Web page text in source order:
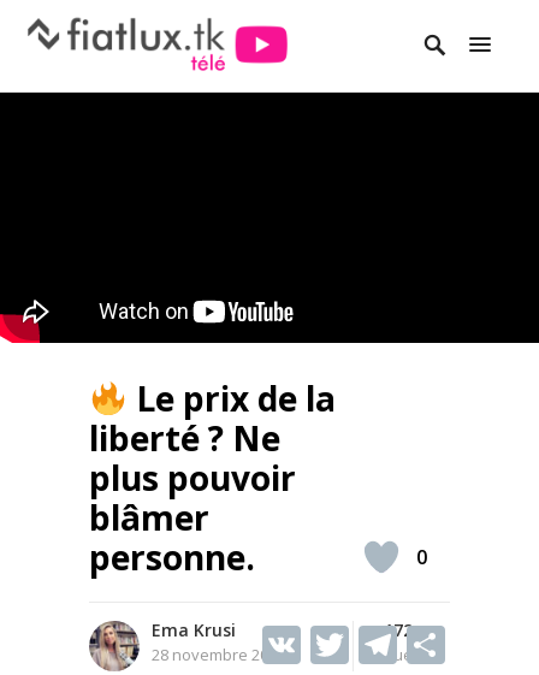
Le prix de la
liberté ? Ne
plus pouvoir
blâmer
personne.
Ema Krusi
28 novembre 2025
172
Vues
V T T
0